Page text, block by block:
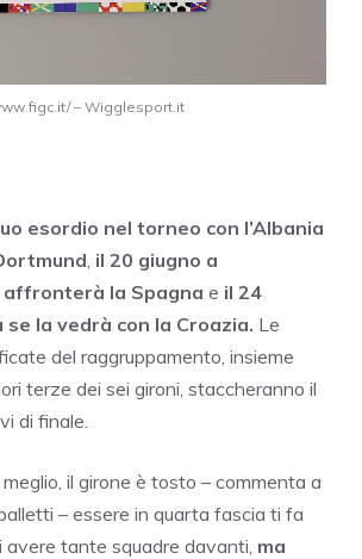
– Wigglesport.it
esordio nel torneo con l’Albania
il 20 giugno a
affronterà la Spagna e il 24
se la vedrà con la Croazia. Le
del raggruppamento, insieme
terze dei sei gironi, staccheranno il
di finale.
il girone è tosto – commenta a
– essere in quarta fascia ti fa
tante squadre davanti, ma